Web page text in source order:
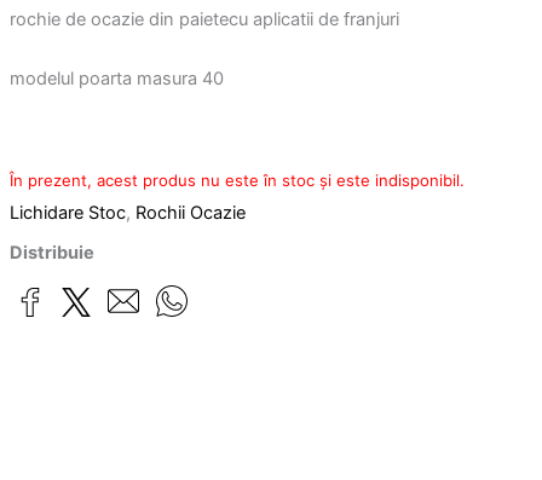
rochie de ocazie din paietecu aplicatii de franjuri
modelul poarta masura 40
În prezent, acest produs nu este în stoc și este indisponibil.
Lichidare Stoc, Rochii Ocazie
Distribuie